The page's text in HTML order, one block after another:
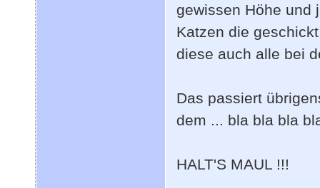
gewissen Höhe und
Katzen die
diese auch alle bei
Das passiert
dem ... bla bla bla
HALT'S MAUL !!!